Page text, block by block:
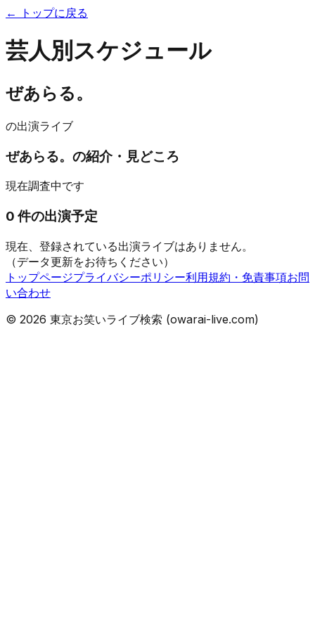
← トップに戻る
芸人別スケジュール
ぜあらる。
の出演ライブ
ぜあらる。 の紹介・見どころ
現在調査中です
0 件の出演予定
現在、登録されている出演ライブはありません。
（データ更新をお待ちください）
トップページプライバシーポリシー利用規約・免責事項お問
い合わせ
© 2026 東京お笑いライブ検索 (owarai-live.com)